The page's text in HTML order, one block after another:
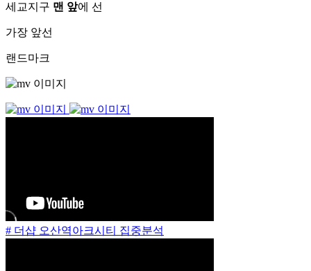
세교지구 맨 앞에 선
가장 앞선
랜드마크
# 더샵 오산역아크시티 집중분석